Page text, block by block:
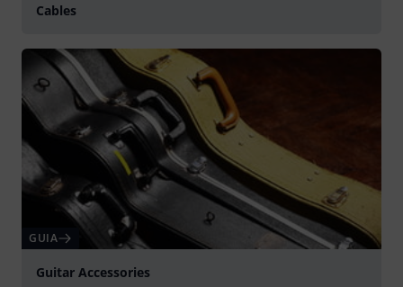
Cables
GUIA
Guitar Accessories